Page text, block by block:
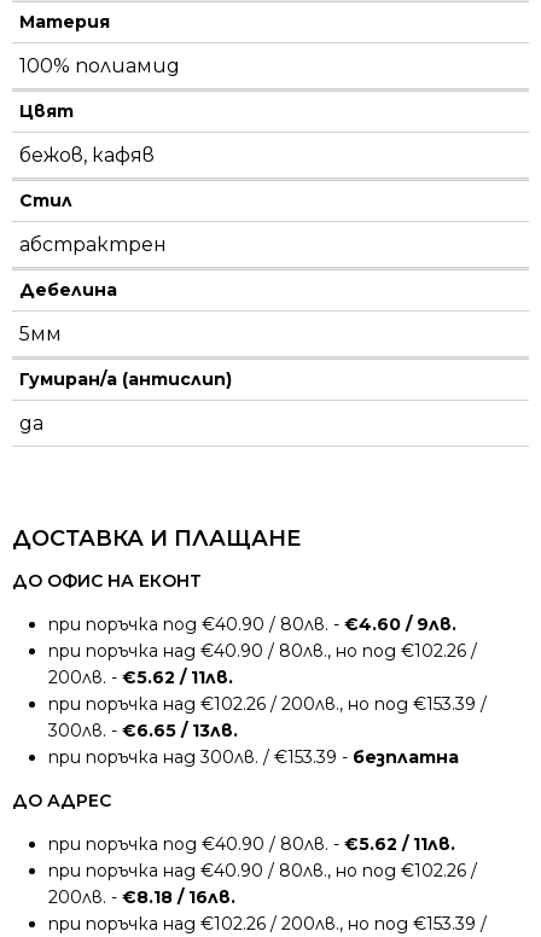
Материя
100% полиамид
Цвят
бежов, кафяв
Стил
абстрактрен
Дебелина
5мм
Гумиран/а (антислип)
да
ДОСТАВКА И ПЛАЩАНЕ
ДО ОФИС НА ЕКОНТ
при поръчка под €40.90 / 80лв. - €4.60 / 9лв.
при поръчка над €40.90 / 80лв., но под €102.26 /
200лв. - €5.62 / 11лв.
при поръчка над €102.26 / 200лв., но под €153.39 /
300лв. - €6.65 / 13лв.
при поръчка над 300лв. / €153.39 - безплатна
ДО АДРЕС
при поръчка под €40.90 / 80лв. - €5.62 / 11лв.
при поръчка над €40.90 / 80лв., но под €102.26 /
200лв. - €8.18 / 16лв.
при поръчка над €102.26 / 200лв., но под €153.39 /